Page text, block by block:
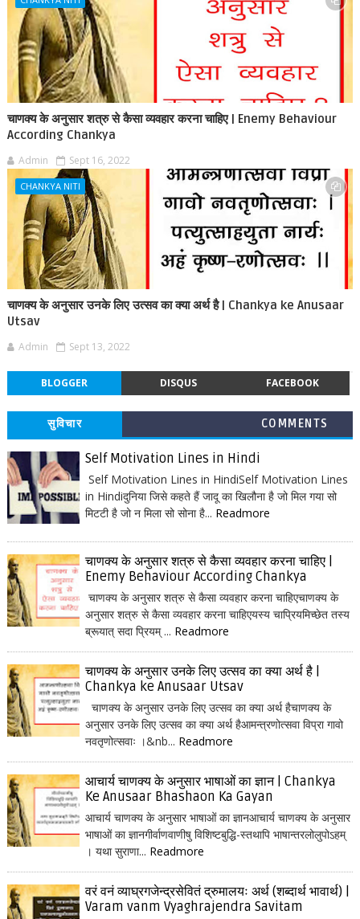
चाणक्य के अनुसार शत्रु से कैसा व्यवहार करना चाहिए | Enemy Behaviour
According Chankya
Admin Sept 16, 2022
CHANKYA NITI
चाणक्य के अनुसार उनके लिए उत्सव का क्या अर्थ है | Chankya ke Anusaar
Utsav
Admin Sept 13, 2022
BLOGGER DISQUS FACEBOOK
सुविचार COMMENTS
Self Motivation Lines in Hindi
Self Motivation Lines in HindiSelf Motivation Lines
in Hindiदुनिया जिसे कहते हैं जादू का खिलौना है जो मिल गया सो
मिटटी है जो न मिला सो सोना है... Readmore
चाणक्य के अनुसार शत्रु से कैसा व्यवहार करना चाहिए |
Enemy Behaviour According Chankya
चाणक्य के अनुसार शत्रु से कैसा व्यवहार करना चाहिएचाणक्य के
अनुसार शत्रु से कैसा व्यवहार करना चाहिएयस्य चाप्रियमिच्छेत तस्य
ब्रूयात् सदा प्रियम् ... Readmore
चाणक्य के अनुसार उनके लिए उत्सव का क्या अर्थ है |
Chankya ke Anusaar Utsav
चाणक्य के अनुसार उनके लिए उत्सव का क्या अर्थ हैचाणक्य के
अनुसार उनके लिए उत्सव का क्या अर्थ हैआमन्त्रणोत्सवा विप्रा गावो
नवतृणोत्सवाः ।&nb... Readmore
आचार्य चाणक्य के अनुसार भाषाओं का ज्ञान | Chankya
Ke Anusaar Bhashaon Ka Gayan
आचार्य चाणक्य के अनुसार भाषाओं का ज्ञानआचार्य चाणक्य के अनुसार
भाषाओं का ज्ञानगीर्वाणवाणीषु विशिष्टबुद्धि-स्तथापि भाषान्तरलोलुपोऽहम्
। यथा सुराणा... Readmore
वरं वनं व्याघ्रगजेन्द्रसेवितं द्रुमालयः अर्थ (शब्दार्थ भावार्थ) |
Varam vanm Vyaghrajendra Savitam